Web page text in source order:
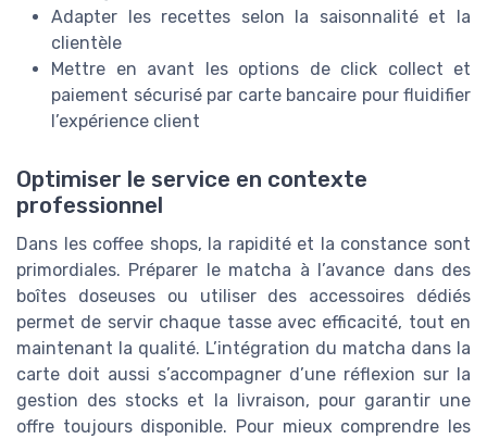
Adapter les recettes selon la saisonnalité et la
clientèle
Mettre en avant les options de click collect et
paiement sécurisé par carte bancaire pour fluidifier
l’expérience client
Optimiser le service en contexte
professionnel
Dans les coffee shops, la rapidité et la constance sont
primordiales. Préparer le matcha à l’avance dans des
boîtes doseuses ou utiliser des accessoires dédiés
permet de servir chaque tasse avec efficacité, tout en
maintenant la qualité. L’intégration du matcha dans la
carte doit aussi s’accompagner d’une réflexion sur la
gestion des stocks et la livraison, pour garantir une
offre toujours disponible. Pour mieux comprendre les